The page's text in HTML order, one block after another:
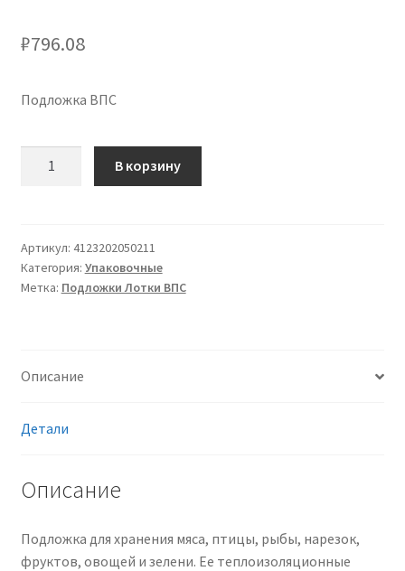
₽796.08
Подложка ВПС
2
А
плотность
(вспененный
для
ручной
черный
В корзину
Артикул: 4123202050211
Категория: Упаковочные
Метка: Подложки Лотки ВПС
Описание
Детали
Описание
Подложка для хранения мяса, птицы, рыбы, нарезок,
фруктов, овощей и зелени. Ее теплоизоляционные